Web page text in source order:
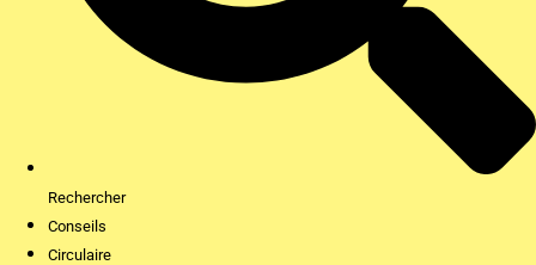
Rechercher
Conseils
Circulaire